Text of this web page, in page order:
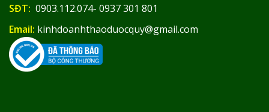
SĐT: 0903.112.074- 0937 301 801
Email: kinhdoanhthaoduocquy@gmail.com